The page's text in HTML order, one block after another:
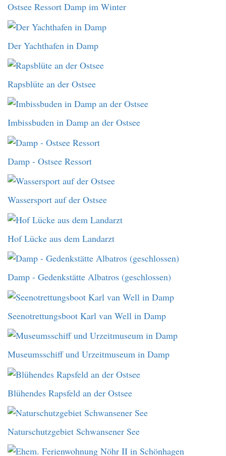
Ostsee Ressort Damp im Winter
Der Yachthafen in Damp
Rapsblüte an der Ostsee
Imbissbuden in Damp an der Ostsee
Damp - Ostsee Ressort
Wassersport auf der Ostsee
Hof Lücke aus dem Landarzt
Damp - Gedenkstätte Albatros (geschlossen)
Seenotrettungsboot Karl van Well in Damp
Museumsschiff und Urzeitmuseum in Damp
Blühendes Rapsfeld an der Ostsee
Naturschutzgebiet Schwansener See